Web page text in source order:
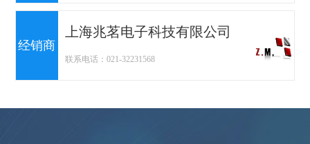
经销商
上海兆茗电子科技有限公司
联系电话：021-32231568